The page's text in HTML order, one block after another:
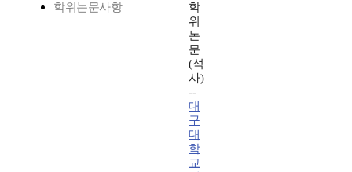
학위논문사항
학
위
논
문
(석
사)
--
대
구
대
학
교